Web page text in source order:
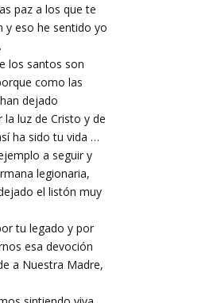
paz a los que te
y eso he sentido yo
los santos son
como las
dejado
la luz de Cristo y de
ha sido tu vida …
a seguir y
legionaria,
el listón muy
tu legado y por
esa devoción
a Nuestra Madre,